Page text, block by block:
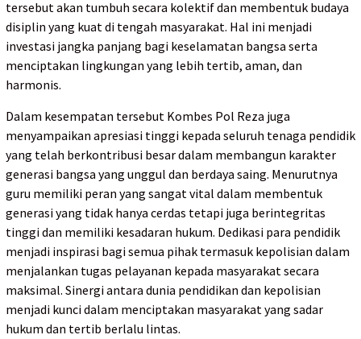
tersebut akan tumbuh secara kolektif dan membentuk budaya
disiplin yang kuat di tengah masyarakat. Hal ini menjadi
investasi jangka panjang bagi keselamatan bangsa serta
menciptakan lingkungan yang lebih tertib, aman, dan
harmonis.
Dalam kesempatan tersebut Kombes Pol Reza juga
menyampaikan apresiasi tinggi kepada seluruh tenaga pendidik
yang telah berkontribusi besar dalam membangun karakter
generasi bangsa yang unggul dan berdaya saing. Menurutnya
guru memiliki peran yang sangat vital dalam membentuk
generasi yang tidak hanya cerdas tetapi juga berintegritas
tinggi dan memiliki kesadaran hukum. Dedikasi para pendidik
menjadi inspirasi bagi semua pihak termasuk kepolisian dalam
menjalankan tugas pelayanan kepada masyarakat secara
maksimal. Sinergi antara dunia pendidikan dan kepolisian
menjadi kunci dalam menciptakan masyarakat yang sadar
hukum dan tertib berlalu lintas.